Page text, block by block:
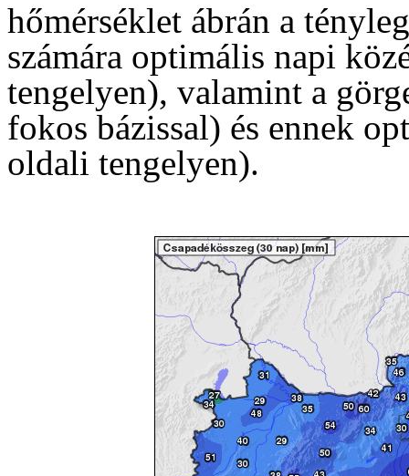
hőmérséklet ábrán a
számára optimális napi
tengelyen), valamint a
fokos bázissal) és ennek
oldali tengelyen).